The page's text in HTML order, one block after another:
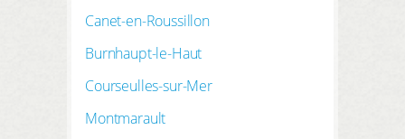
Canet-en-Roussillon
Burnhaupt-le-Haut
Courseulles-sur-Mer
Montmarault